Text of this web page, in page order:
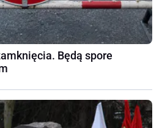
Będą spore